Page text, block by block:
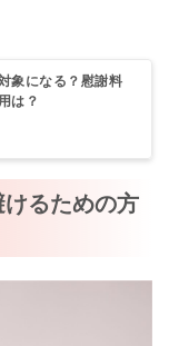
象になる？慰謝料
は？
るための方